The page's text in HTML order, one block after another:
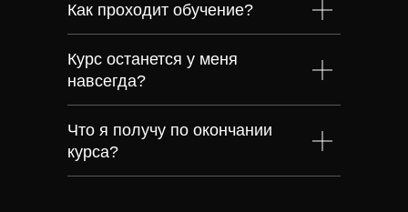
Как проходит обучение?
Курс останется у меня
навсегда?
Что я получу по окончании
курса?